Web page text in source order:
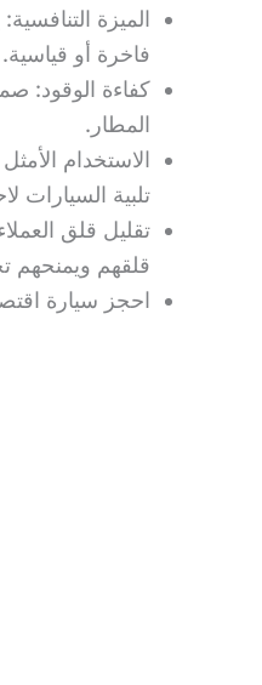
الميزة
فاخرة أو قياسية.
كفاءة الوقود:
المطار.
الاستخدام
تلبية السيارات
تقليل قلق
قلقهم ويمنحهم
احجز سيارة اقتصادية من